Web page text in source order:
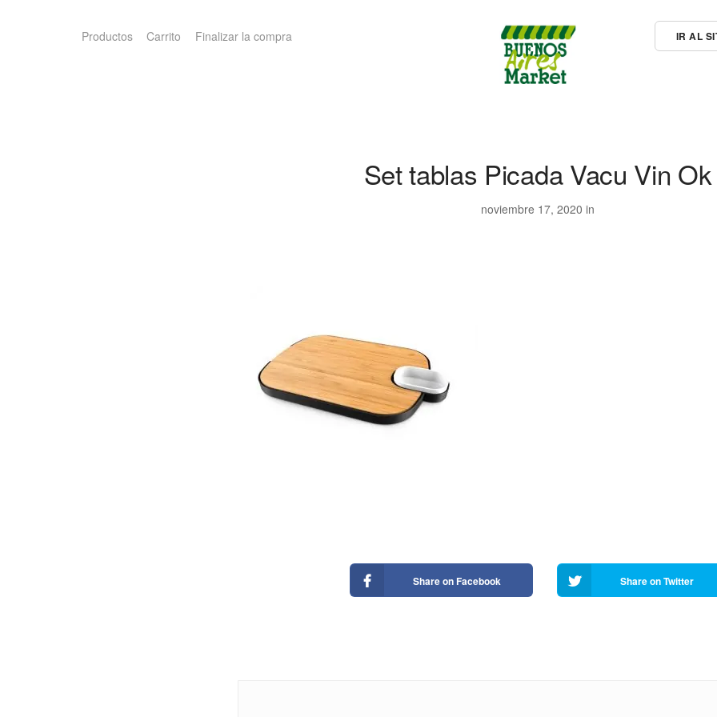
Productos Carrito Finalizar la compra IR AL
Set tablas Picada Vacu Vin Ok
noviembre 17, 2020 in
Share on Facebook Share on Twitter